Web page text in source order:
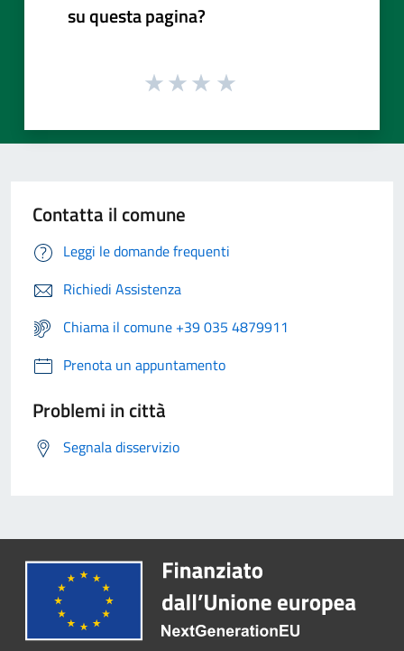
su questa pagina?
Contatta il comune
Leggi le domande frequenti
Richiedi Assistenza
Chiama il comune +39 035 4879911
Prenota un appuntamento
Problemi in città
Segnala disservizio